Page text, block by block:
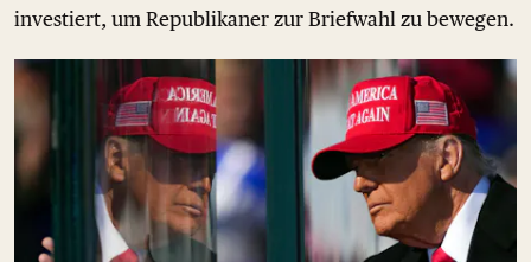
investiert, um Republikaner zur Briefwahl zu bewegen.